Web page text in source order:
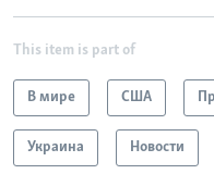
This item is part of
В мире США
Украина Новости